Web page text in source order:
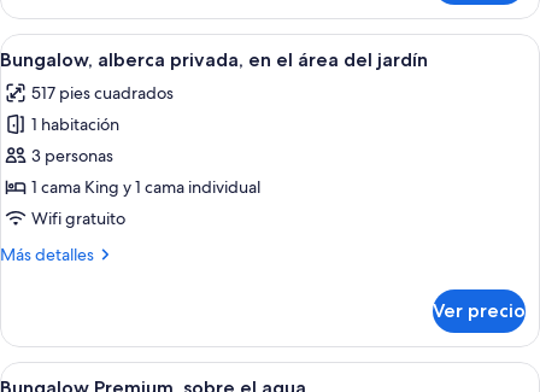
vista
al
jardín
Abrir
todas
las
fotos
de
Bungalow,
alberca
en
del
jardín
Bungalow, alberca privada, en el
6
Bungalow, alberca privada, en el área del jardín
517 pies cuadrados
1 habitación
3 personas
1 cama King y 1 cama individual
Wifi gratuito
Más detalles
Más
alberca
privada,
en
Ver precio
Abrir
Un dormitorio amplio con una cama
7